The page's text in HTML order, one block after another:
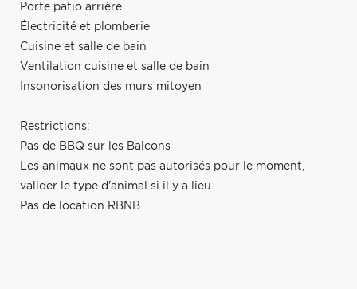
Porte patio arrière
Électricité et plomberie
Cuisine et salle de bain
Ventilation cuisine et salle de bain
Insonorisation des murs mitoyen
Restrictions:
Pas de BBQ sur les Balcons
Les animaux ne sont pas autorisés pour le moment,
valider le type d'animal si il y a lieu.
Pas de location RBNB